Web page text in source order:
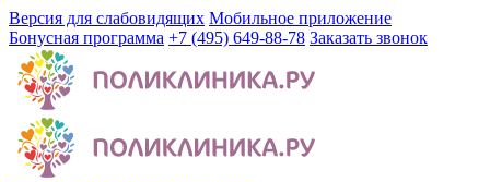
Версия для слабовидящих Мобильное приложение
Бонусная программа +7 (495) 649-88-78 Заказать звонок